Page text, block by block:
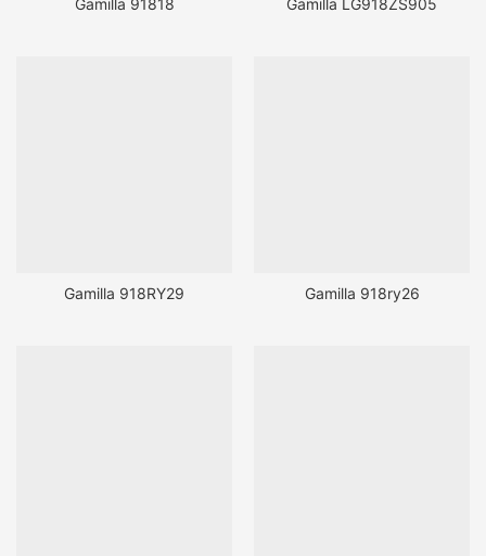
Gamilla 91818 Gamilla LG918ZS905
Gamilla 918RY29 Gamilla 918ry26